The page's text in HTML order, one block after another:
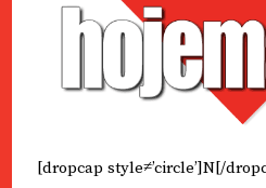
[dropcap style≠’circle’]N[/